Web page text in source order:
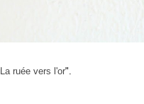
La ruée vers l'or".